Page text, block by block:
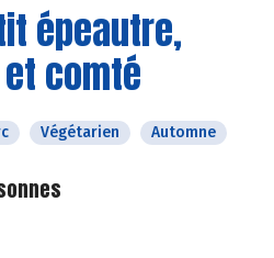
épeautre,
comté
Végétarien Automne